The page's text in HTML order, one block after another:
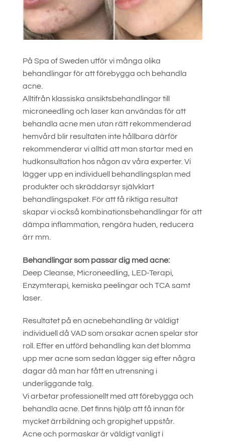
På Spa of Sweden utför vi många olika
behandlingar för att förebygga och behandla
acne.
Alltifrån klassiska ansiktsbehandlingar till
microneedling och laser kan användas för att
behandla acne men utan rätt rekommenderad
hemvård blir resultaten inte hållbara därför
rekommenderar vi alltid att man startar med en
hudkonsultation hos någon av våra experter. Vi
lägger upp en individuell behandlingsplan med
produkter och skräddarsyr självklart
behandlingspaket. För att få riktiga resultat
skapar vi också kombinationsbehandlingar för att
dämpa inflammation, rengöra huden, reducera
ärr mm.
Behandlingar som passar dig med acne:
Deep Cleanse, Microneedling, LED-Terapi,
Enzymterapi, kemiska peelingar och TCA samt
laser.
Resultatet på en acnebehandling är väldigt
individuell då VAD som orsakar acnen spelar stor
roll. Efter en utförd behandling kan det blomma
upp mer acne som sedan lägger sig efter några
dagar då man har fått en utrensning i
underliggande talg.
Vi arbetar professionellt med att förebygga och
behandla acne. Det finns hjälp att få innan för
mycket ärrbildning och gropighet uppstår.
Acne och pormaskar är väldigt vanligt i